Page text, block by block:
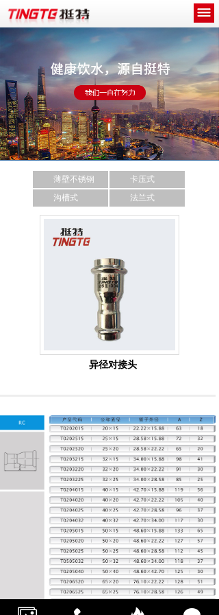
网站首页
关于我们
产品中心
新闻中心
工程案例
诚招代理商
联系我们
薄壁不锈钢
卡压式
沟槽式
法兰式
异径对接头